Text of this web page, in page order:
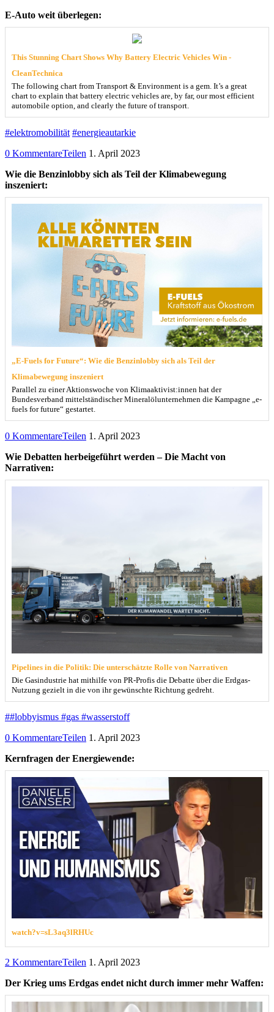
E-Auto weit überlegen:
This Stunning Chart Shows Why Battery Electric Vehicles Win -
CleanTechnica
The following chart from Transport & Environment is a gem. It’s a great
chart to explain that battery electric vehicles are, by far, our most efficient
automobile option, and clearly the future of transport.
#elektromobilität #energieautarkie
0 KommentareTeilen 1. April 2023
Wie die Benzinlobby sich als Teil der Klimabewegung
inszeniert:
„E-Fuels for Future“: Wie die Benzinlobby sich als Teil der
Klimabewegung inszeniert
Parallel zu einer Aktionswoche von Klimaaktivist:innen hat der
Bundesverband mittelständischer Mineralölunternehmen die Kampagne „e-
fuels for future“ gestartet.
0 KommentareTeilen 1. April 2023
Wie Debatten herbeigeführt werden – Die Macht von
Narrativen:
Pipelines in die Politik: Die unterschätzte Rolle von Narrativen
Die Gasindustrie hat mithilfe von PR-Profis die Debatte über die Erdgas-
Nutzung gezielt in die von ihr gewünschte Richtung gedreht.
##lobbyismus #gas #wasserstoff
0 KommentareTeilen 1. April 2023
Kernfragen der Energiewende:
watch?v=sL3aq3lRHUc
2 KommentareTeilen 1. April 2023
Der Krieg ums Erdgas endet nicht durch immer mehr Waffen: